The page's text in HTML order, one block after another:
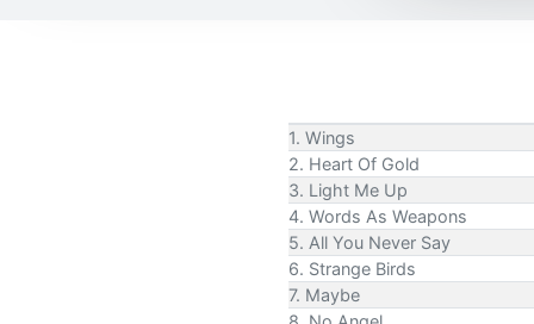
1. Wings
2. Heart Of Gold
3. Light Me Up
4. Words As Weapons
5. All You Never Say
6. Strange Birds
7. Maybe